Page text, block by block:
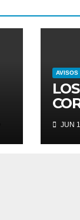
AVISOS
JUN